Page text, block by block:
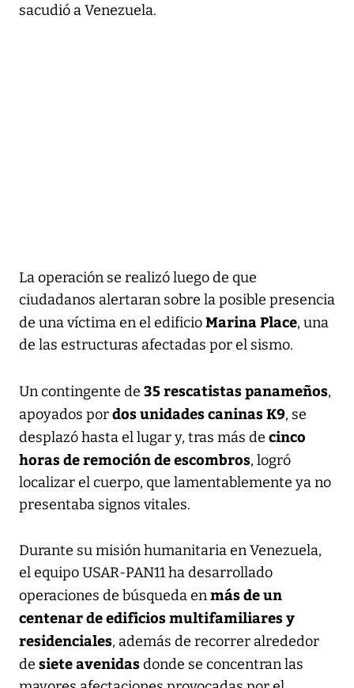
sacudió a Venezuela.
La operación se realizó luego de que
ciudadanos alertaran sobre la posible presencia
de una víctima en el edificioMarina Place, una
de las estructuras afectadas por el sismo.
Un contingente de 35 rescatistas panameños,
apoyados pordos unidades caninas K9, se
desplazó hasta el lugar y, tras más de cinco
horas de remoción de escombros, logró
localizar el cuerpo, que lamentablemente ya no
presentaba signos vitales.
Durante su misión humanitaria en Venezuela,
el equipo USAR-PAN11 ha desarrollado
operaciones de búsqueda enmás de un
centenar de edificios multifamiliares y
residenciales, además de recorrer alrededor
de siete avenidasdonde se concentran las